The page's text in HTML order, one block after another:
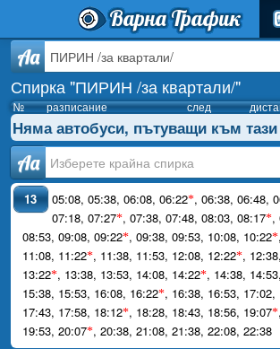
Варна Трафик
Aa
Спирка "ПИРИН /за квартали/"
№ разписание след
Няма автобуси, пътуващи към тази
Аа
13 05:08, 05:38, 06:08, 06:22*, 06:38, 06:48,
07:18, 07:27*, 07:38, 07:48, 08:03, 08:17*,
08:53, 09:08, 09:22*, 09:38, 09:53, 10:08, 10:22*,
11:08, 11:22*, 11:38, 11:53, 12:08, 12:22*, 12:38,
13:22*, 13:38, 13:53, 14:08, 14:22*, 14:38, 14:53,
15:38, 15:53, 16:08, 16:22*, 16:38, 16:53, 17:02,
17:43, 17:58, 18:12*, 18:28, 18:43, 18:56, 19:07*,
19:53, 20:07*, 20:38, 21:08, 21:38, 22:08, 22:38